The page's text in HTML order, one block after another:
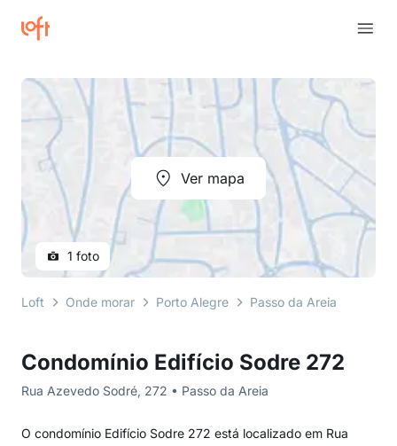
Condomínio Edifício Sodre 272
Rua Azevedo Sodré, 272 • Passo da Areia
O condomínio Edifício Sodre 272 está localizado em Rua
Ver mapa
1 foto
Loft Onde morar Porto Alegre Passo da Areia